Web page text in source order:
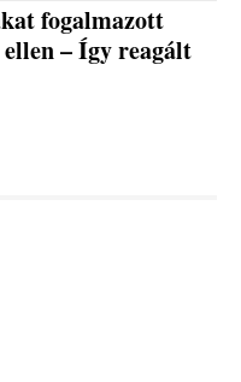
fogalmazott
– Így reagált